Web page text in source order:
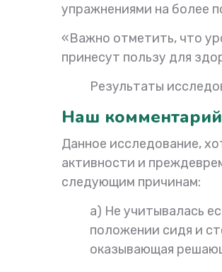
упражнениями на более
«Важно отметить, что
принесут пользу для
Результаты
Наш комментарий
Данное исследование,
активности и
следующим причинам:
а) Не учитывалась
положении сидя и
оказывающая